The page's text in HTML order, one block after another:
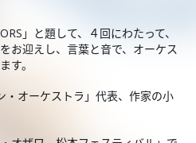
」と題して、４回にわたって、
お迎えし、言葉と音で、オーケス
す。
・オーケストラ」代表、作家の小